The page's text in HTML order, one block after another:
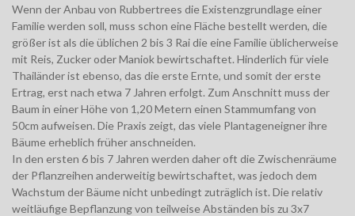
Wenn der Anbau von Rubbertrees die Existenzgrundlage einer
Familie werden soll, muss schon eine Fläche bestellt werden, die
größer ist als die üblichen 2 bis 3 Rai die eine Familie üblicherweise
mit Reis, Zucker oder Maniok bewirtschaftet. Hinderlich für viele
Thailänder ist ebenso, das die erste Ernte, und somit der erste
Ertrag, erst nach etwa 7 Jahren erfolgt. Zum Anschnitt muss der
Baum in einer Höhe von 1,20 Metern einen Stammumfang von
50cm aufweisen. Die Praxis zeigt, das viele Plantageneigner ihre
Bäume erheblich früher anschneiden.
In den ersten 6 bis 7 Jahren werden daher oft die Zwischenräume
der Pflanzreihen anderweitig bewirtschaftet, was jedoch dem
Wachstum der Bäume nicht unbedingt zuträglich ist. Die relativ
weitläufige Bepflanzung von teilweise Abständen bis zu 3x7